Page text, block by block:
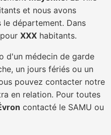
et nous avons
le département. Dans
XXX habitants.
d'un médecin de garde
un jours fériés ou un
pouvez contacter notre
en relation. Pour toutes
contacté le SAMU ou